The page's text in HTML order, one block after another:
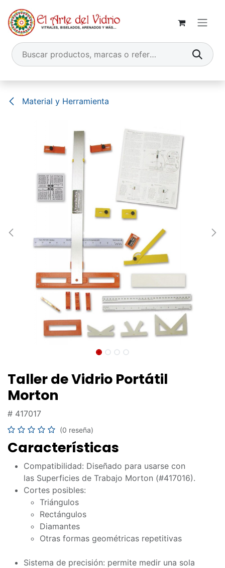
Material y Herramienta
Taller de Vidrio Portátil
Morton
# 417017
(0 reseña)
Características
Compatibilidad: Diseñado para usarse con
las Superficies de Trabajo Morton (#417016).
Cortes posibles:
Triángulos
Rectángulos
Diamantes
Otras formas geométricas repetitivas
Sistema de precisión: permite medir una sola